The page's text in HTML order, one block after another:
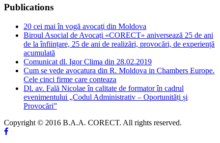
Publications
20 cei mai în vogă avocaţi din Moldova
Biroul Asocial de Avocați «CORECT» aniversează 25 de ani
de la înființare, 25 de ani de realizări, provocări, de experiență
acumulată
Comunicat dl. Igor Clima din 28.02.2019
Cum se vede avocatura din R. Moldova in Chambers Europe.
Cele cinci firme care conteaza
Dl. av. Fală Nicolae în calitate de formator în cadrul
evenimentului „Codul Administrativ – Oportunități și
Provocări”
Copyright © 2016 B.A.A. CORECT. All rights reserved.